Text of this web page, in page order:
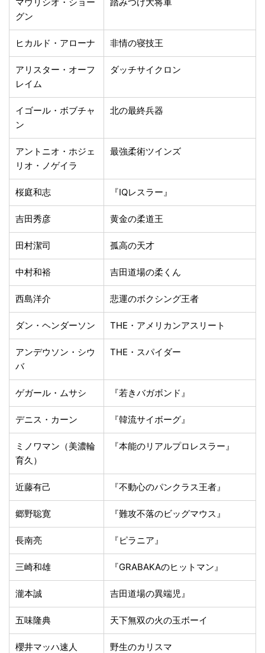
グン
ヒカルド・アローナ 非情の寝技王
アリスター・オーフ
レイム
ダッチサイクロン
イゴール・ボブチャ
ン
北の最終兵器
アントニオ・ホジェ
リオ・ノゲイラ
最強柔術ツインズ
桜庭和志 『IQレスラー』
吉田秀彦 黄金の柔道王
田村潔司 孤高の天才
中村和裕 吉田道場の柔くん
西島洋介 悲運のボクシング王者
ダン・ヘンダーソン THE・アメリカンアスリート
アンデウソン・シウ
バ
THE・スパイダー
ゲガール・ムサシ 『若きバガボンド』
デニス・カーン 『韓流サイボーグ』
ミノワマン（美濃輪
育久）
『本能のリアルプロレスラー』
近藤有己 『不動心のパンクラス王者』
郷野聡寛 『難攻不落のビッグマウス』
長南亮 『ピラニア』
三崎和雄 『GRABAKAのヒットマン』
瀧本誠 吉田道場の異端児』
五味隆典 天下無双の火の玉ボーイ
櫻井マッハ速人 野生のカリスマ